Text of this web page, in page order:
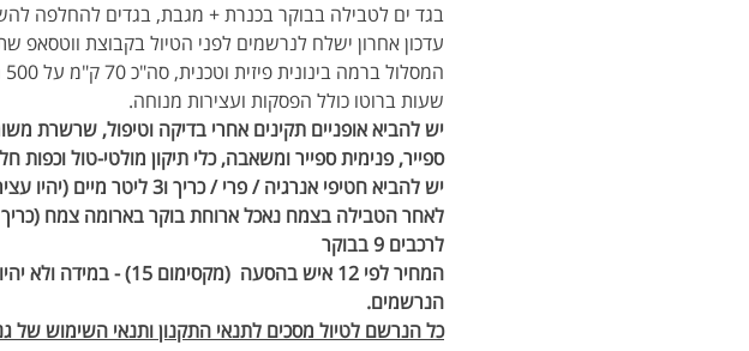
בגד ים לטבילה בבוקר בכנרת + מגבת, בגדים להחלפה
עדכון אחרון ישלח לנרשמים לפני הטיול בקבוצת
שעות ברוטו כולל הפסקות ועצירות מנוחה.
יש להביא אופניים תקינים אחרי בדיקה וטיפול, שרשרת
ספייר, פנימית ספייר ומשאבה, כלי תיקון מולטי-טול
יש להביא חטיפי אנרגיה / פרי / כריך ו3 ליטר מיים (יהיו עצירות תדלוק מהג'יפ בדרך ) .
לאחר הטבילה בצמח נאכל ארוחת בוקר בארומה צמח (כריך
לרכבים 9 בבוקר
המחיר לפי 12 איש
הנרשמים.
כל הנרשם לטיול מסכים לתנאי התקנון ותנאי השימוש של